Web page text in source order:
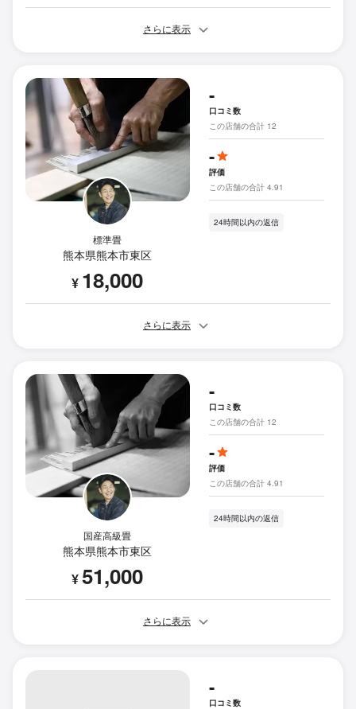
さらに表示
標準畳
熊本県熊本市東区
¥ 18,000
-
口コミ数
この店舗の合計 12
-
評価
この店舗の合計 4.91
24時間以内の返信
さらに表示
国産高級畳
熊本県熊本市東区
¥51,000
-
口コミ数
この店舗の合計 12
-
評価
この店舗の合計 4.91
24時間以内の返信
さらに表示
-
口コミ数